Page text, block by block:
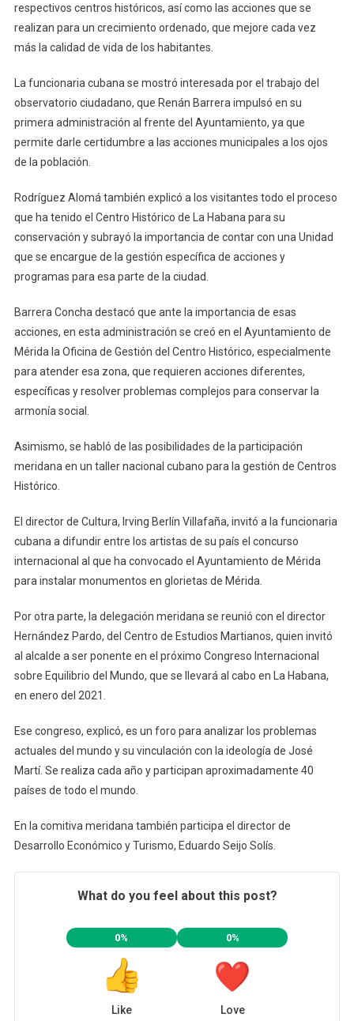
respectivos centros históricos, así como las acciones que se
realizan para un crecimiento ordenado, que mejore cada vez
más la calidad de vida de los habitantes.
La funcionaria cubana se mostró interesada por el trabajo del
observatorio ciudadano, que Renán Barrera impulsó en su
primera administración al frente del Ayuntamiento, ya que
permite darle certidumbre a las acciones municipales a los ojos
de la población.
Rodríguez Alomá también explicó a los visitantes todo el proceso
que ha tenido el Centro Histórico de La Habana para su
conservación y subrayó la importancia de contar con una Unidad
que se encargue de la gestión específica de acciones y
programas para esa parte de la ciudad.
Barrera Concha destacó que ante la importancia de esas
acciones, en esta administración se creó en el Ayuntamiento de
Mérida la Oficina de Gestión del Centro Histórico, especialmente
para atender esa zona, que requieren acciones diferentes,
específicas y resolver problemas complejos para conservar la
armonía social.
Asimismo, se habló de las posibilidades de la participación
meridana en un taller nacional cubano para la gestión de Centros
Histórico.
El director de Cultura, Irving Berlín Villafaña, invitó a la funcionaria
cubana a difundir entre los artistas de su país el concurso
internacional al que ha convocado el Ayuntamiento de Mérida
para instalar monumentos en glorietas de Mérida.
Por otra parte, la delegación meridana se reunió con el director
Hernández Pardo, del Centro de Estudios Martianos, quien invitó
al alcalde a ser ponente en el próximo Congreso Internacional
sobre Equilibrio del Mundo, que se llevará al cabo en La Habana,
en enero del 2021.
Ese congreso, explicó, es un foro para analizar los problemas
actuales del mundo y su vinculación con la ideología de José
Martí. Se realiza cada año y participan aproximadamente 40
países de todo el mundo.
En la comitiva meridana también participa el director de
Desarrollo Económico y Turismo, Eduardo Seijo Solís.
What do you feel about this post?
0%
Like
0%
Love